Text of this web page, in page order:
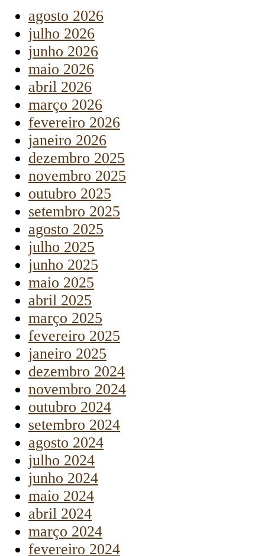
agosto 2026
julho 2026
junho 2026
maio 2026
abril 2026
março 2026
fevereiro 2026
janeiro 2026
dezembro 2025
novembro 2025
outubro 2025
setembro 2025
agosto 2025
julho 2025
junho 2025
maio 2025
abril 2025
março 2025
fevereiro 2025
janeiro 2025
dezembro 2024
novembro 2024
outubro 2024
setembro 2024
agosto 2024
julho 2024
junho 2024
maio 2024
abril 2024
março 2024
fevereiro 2024